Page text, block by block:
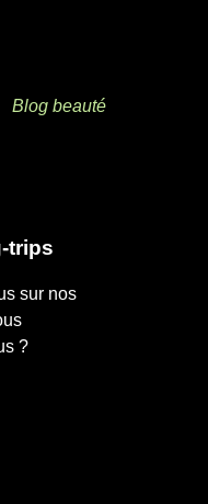
Blog beauté
trips
sur nos
?